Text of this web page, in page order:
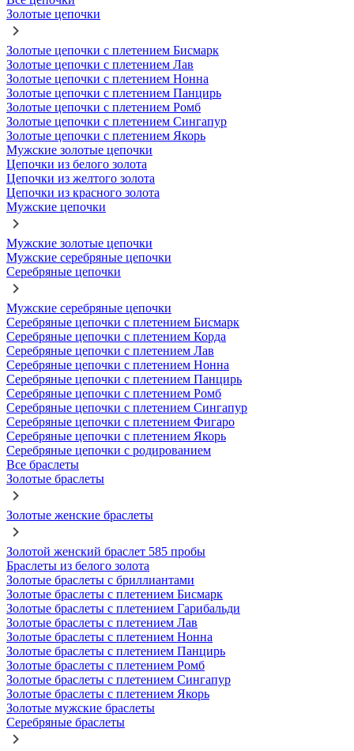
Золотые цепочки
Золотые цепочки с плетением Бисмарк
Золотые цепочки с плетением Лав
Золотые цепочки с плетением Нонна
Золотые цепочки с плетением Панцирь
Золотые цепочки с плетением Ромб
Золотые цепочки с плетением Сингапур
Золотые цепочки с плетением Якорь
Мужские золотые цепочки
Цепочки из белого золота
Цепочки из желтого золота
Цепочки из красного золота
Мужские цепочки
Мужские золотые цепочки
Мужские серебряные цепочки
Серебряные цепочки
Мужские серебряные цепочки
Серебряные цепочки с плетением Бисмарк
Серебряные цепочки с плетением Корда
Серебряные цепочки с плетением Лав
Серебряные цепочки с плетением Нонна
Серебряные цепочки с плетением Панцирь
Серебряные цепочки с плетением Ромб
Серебряные цепочки с плетением Сингапур
Серебряные цепочки с плетением Фигаро
Серебряные цепочки с плетением Якорь
Серебряные цепочки с родированием
Все браслеты
Золотые браслеты
Золотые женские браслеты
Золотой женский браслет 585 пробы
Браслеты из белого золота
Золотые браслеты с бриллиантами
Золотые браслеты с плетением Бисмарк
Золотые браслеты с плетением Гарибальди
Золотые браслеты с плетением Лав
Золотые браслеты с плетением Нонна
Золотые браслеты с плетением Панцирь
Золотые браслеты с плетением Ромб
Золотые браслеты с плетением Сингапур
Золотые браслеты с плетением Якорь
Золотые мужские браслеты
Серебряные браслеты